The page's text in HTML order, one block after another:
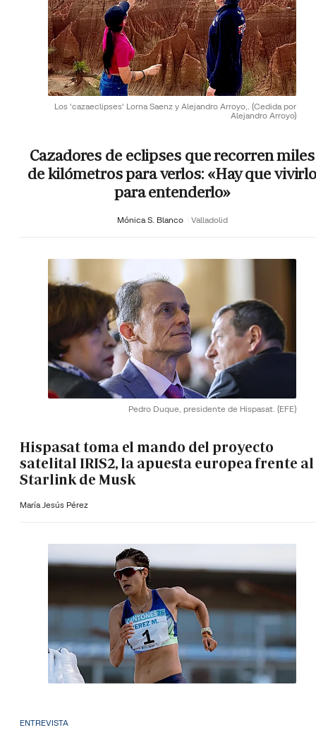
Los 'cazaeclipses' Lorna Saenz y Alejandro Arroyo,. (Cedida por
Alejandro Arroyo)
Cazadores de eclipses que recorren miles
de kilómetros para verlos: «Hay que
para entenderlo»
Mónica S. Blanco Valladolid
Pedro Duque, presidente de Hispasat. (EFE)
Hispasat toma el mando del proyecto
satelital IRIS2, la apuesta europea frente al
Starlink de Musk
María Jesús Pérez
ENTREVISTA